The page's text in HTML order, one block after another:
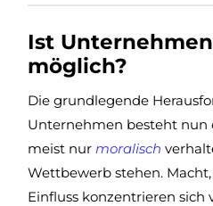
Ist
möglich?
Die grundlegende
Unternehmen besteht nun
meist nur moralisch
Wettbewerb stehen.
Einfluss konzentrieren sich